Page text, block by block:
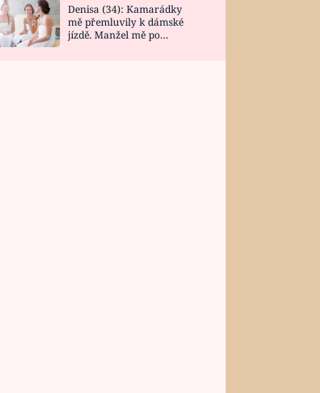
Denisa (34): Kamarádky
mě přemluvily k dámské
jízdě. Manžel mě po